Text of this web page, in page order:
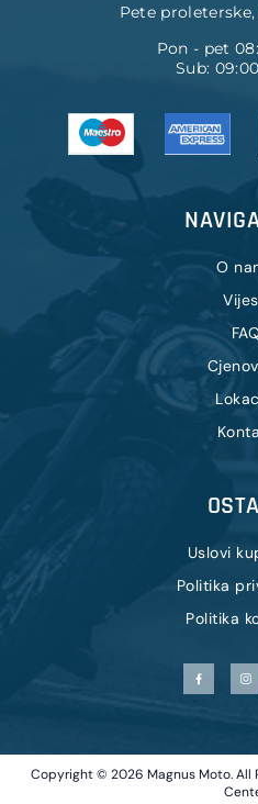
O
Pete
Pon - pet
Sub:
Uslovi
Politika
Politika
Copyright © 2026 Magnus Moto. All